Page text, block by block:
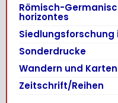
Römisch-
horizontes
Sonderdrucke
Wandern und Karten
Zeitschrift/Reihen